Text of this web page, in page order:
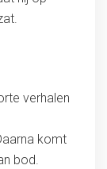
verhalen
komt
bod.